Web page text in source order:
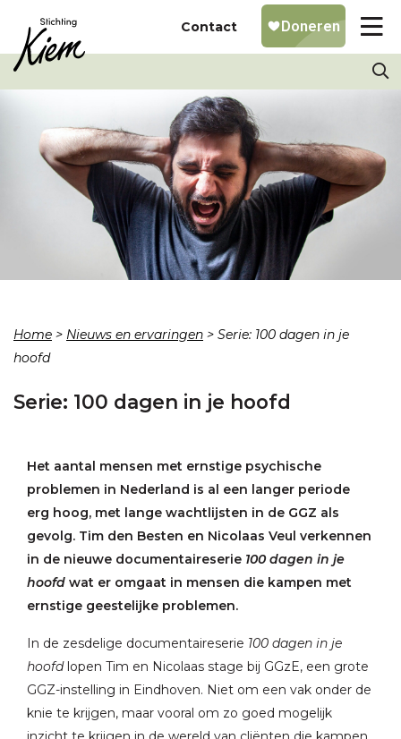
Contact
Home > Nieuws en ervaringen > Serie: 100 dagen in je
hoofd
Serie: 100 dagen in je hoofd
Het aantal mensen met ernstige psychische
problemen in Nederland is al een langer periode
erg hoog, met lange wachtlijsten in de GGZ als
gevolg. Tim den Besten en Nicolaas Veul verkennen
in de nieuwe documentaireserie 100 dagen in je
hoofd wat er omgaat in mensen die kampen met
ernstige geestelijke problemen.
In de zesdelige documentaireserie 100 dagen in je
hoofdlopen Tim en Nicolaas stage bij GGzE, een grote
GGZ-instelling in Eindhoven. Niet om een vak onder de
knie te krijgen, maar vooral om zo goed mogelijk